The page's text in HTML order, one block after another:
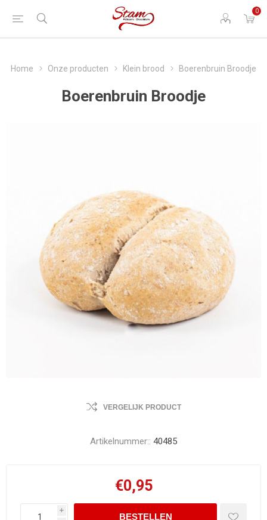
0
Home Onze producten Klein brood Boerenbruin Broodje
Boerenbruin Broodje
VERGELIJK PRODUCT
Artikelnummer:: 40485
€0,95
i